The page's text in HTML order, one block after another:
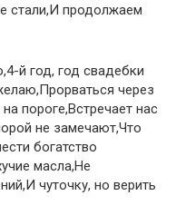
стали,И продолжаем
й год, год свадебки
через
пороге,Встречает нас
не замечают,Что
богатство
масла,Не
чуточку, но верить